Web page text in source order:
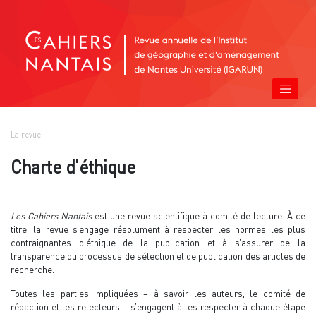
La revue
Charte d'éthique
Les Cahiers Nantais est une revue scientifique à comité de lecture. À ce
titre, la revue s’engage résolument à respecter les normes les plus
contraignantes d’éthique de la publication et à s’assurer de la
transparence du processus de sélection et de publication des articles de
recherche.
Toutes les parties impliquées – à savoir les auteurs, le comité de
rédaction et les relecteurs – s’engagent à les respecter à chaque étape